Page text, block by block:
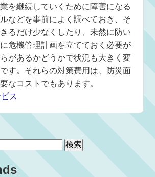
を継続していくために障害になる
などを事前によく調べておき、そ
るだけ少なくしたり、未然に防い
危機管理計画を立てておく必要が
があるかどうかで状況も大きく変
す。それらの対策費用は、防災面
なコストでもあります。
ス